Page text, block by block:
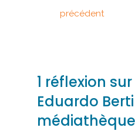
précédent
1 réflexion
Eduardo